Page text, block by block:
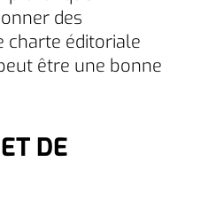
des
charte éditoriale
être une bonne
DE